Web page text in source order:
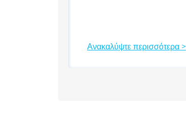
Ανακαλύψτε περισσότερα >